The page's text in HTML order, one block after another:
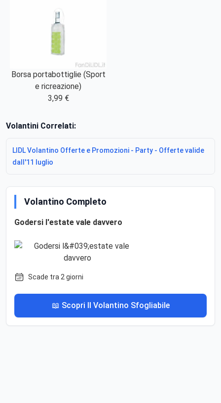
Borsa portabottiglie (Sport
e ricreazione)
3,99 €
Volantini Correlati:
LIDL Volantino Offerte e Promozioni - Party - Offerte valide
dall'11 luglio
Volantino Completo
Godersi l'estate vale davvero
Scade tra 2 giorni
📖 Scopri Il Volantino Sfogliabile